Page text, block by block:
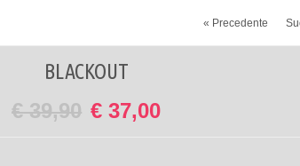
« Precedente
BLACKOUT
€39,90 € 37,00